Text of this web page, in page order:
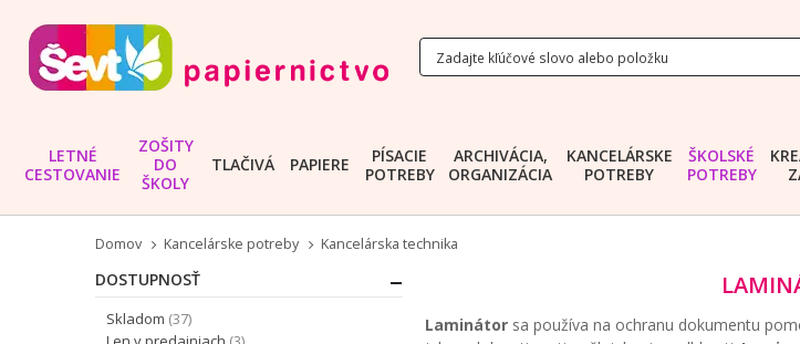
LETNÉ
CESTOVANIE
ZOŠITY
DO
ŠKOLY
TLAČIVÁ PAPIERE
PÍSACIE
POTREBY
ARCHIVÁCIA,
ORGANIZÁCIA
KANCELÁRSKE
POTREBY
ŠKOLSKÉ
POTREBY
Domov Kancelárske potreby Kancelárska technika
Laminátor sa používa na ochranu dokumentu
DOSTUPNOSŤ
Skladom 37
položky
položky